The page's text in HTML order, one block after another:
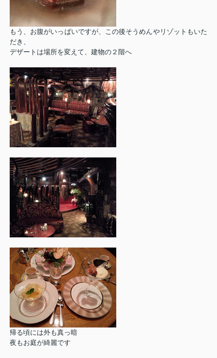
もう、お腹がいっぱいですが、この後そうめんやリゾットもいた
だき、
デザートは場所を変えて、建物の２階へ
帰る頃には外も真っ暗
夜もお庭が綺麗です